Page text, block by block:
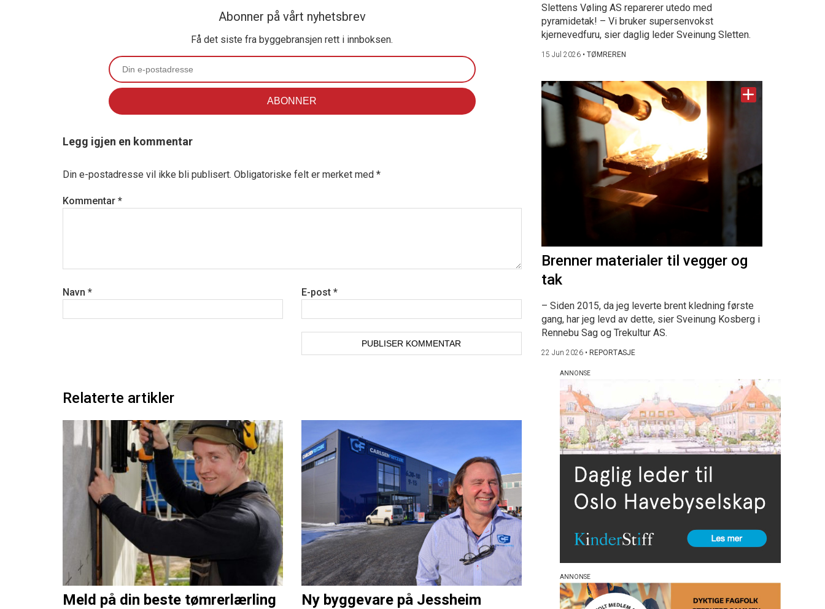
Abonner på vårt nyhetsbrev
Få det siste fra byggebransjen rett i innboksen.
Legg igjen en kommentar
Din e-postadresse vil ikke bli publisert. Obligatoriske felt er merket med *
Kommentar *
Navn * E-post *
Relaterte artikler
Meld på din beste tømrerlærling
Ny byggevare på Jessheim
Slettens Vøling AS reparerer utedo med
pyramidetak! – Vi bruker supersenvokst
kjernevedfuru, sier daglig leder Sveinung Sletten.
15 Jul 2026 • TØMREREN
Brenner materialer til vegger og
tak
– Siden 2015, da jeg leverte brent kledning første
gang, har jeg levd av dette, sier Sveinung Kosberg i
Rennebu Sag og Trekultur AS.
22 Jun 2026 • REPORTASJE